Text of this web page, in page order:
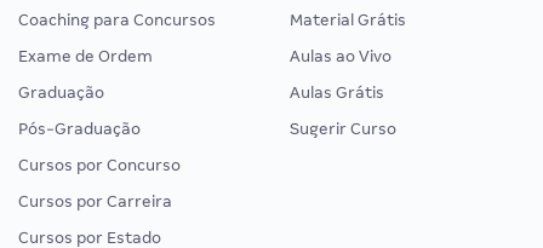
Coaching para Concursos
Exame de Ordem
Graduação
Pós-Graduação
Cursos por Concurso
Cursos por Carreira
Cursos por Estado
Material Grátis
Aulas ao Vivo
Aulas Grátis
Sugerir Curso